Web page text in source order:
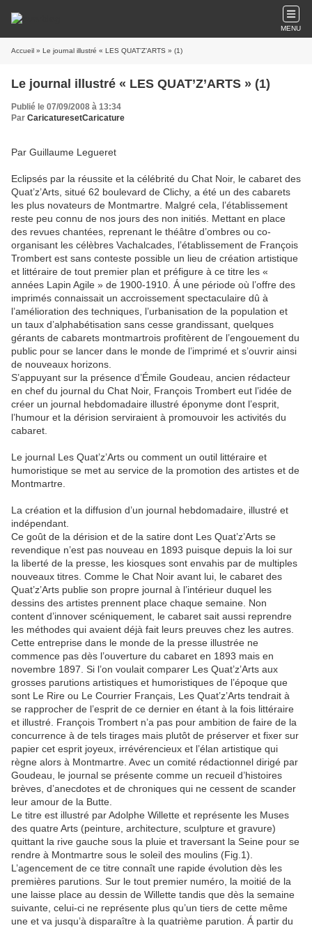
MENU
Accueil » Le journal illustré « LES QUAT’Z’ARTS » (1)
Le journal illustré « LES QUAT’Z’ARTS » (1)
Publié le 07/09/2008 à 13:34
Par CaricaturesetCaricature
Par Guillaume Legueret
Eclipsés par la réussite et la célébrité du Chat Noir, le cabaret des
Quat’z’Arts, situé 62 boulevard de Clichy, a été un des cabarets
les plus novateurs de Montmartre. Malgré cela, l’établissement
reste peu connu de nos jours des non initiés. Mettant en place
des revues chantées, reprenant le théâtre d’ombres ou co-
organisant les célèbres Vachalcades, l’établissement de François
Trombert est sans conteste possible un lieu de création artistique
et littéraire de tout premier plan et préfigure à ce titre les «
années Lapin Agile » de 1900-1910. Á une période où l’offre des
imprimés connaissait un accroissement spectaculaire dû à
l’amélioration des techniques, l’urbanisation de la population et
un taux d’alphabétisation sans cesse grandissant, quelques
gérants de cabarets montmartrois profitèrent de l’engouement du
public pour se lancer dans le monde de l’imprimé et s’ouvrir ainsi
de nouveaux horizons.
S’appuyant sur la présence d’Émile Goudeau, ancien rédacteur
en chef du journal du Chat Noir, François Trombert eut l’idée de
créer un journal hebdomadaire illustré éponyme dont l’esprit,
l’humour et la dérision serviraient à promouvoir les activités du
cabaret.
Le journal Les Quat’z’Arts ou comment un outil littéraire et
humoristique se met au service de la promotion des artistes et de
Montmartre.
La création et la diffusion d’un journal hebdomadaire, illustré et
indépendant.
Ce goût de la dérision et de la satire dont Les Quat’z’Arts se
revendique n’est pas nouveau en 1893 puisque depuis la loi sur
la liberté de la presse, les kiosques sont envahis par de multiples
nouveaux titres. Comme le Chat Noir avant lui, le cabaret des
Quat’z’Arts publie son propre journal à l’intérieur duquel les
dessins des artistes prennent place chaque semaine. Non
content d’innover scéniquement, le cabaret sait aussi reprendre
les méthodes qui avaient déjà fait leurs preuves chez les autres.
Cette entreprise dans le monde de la presse illustrée ne
commence pas dès l’ouverture du cabaret en 1893 mais en
novembre 1897. Si l’on voulait comparer Les Quat’z’Arts aux
grosses parutions artistiques et humoristiques de l’époque que
sont Le Rire ou Le Courrier Français, Les Quat’z’Arts tendrait à
se rapprocher de l’esprit de ce dernier en étant à la fois littéraire
et illustré. François Trombert n’a pas pour ambition de faire de la
concurrence à de tels tirages mais plutôt de préserver et fixer sur
papier cet esprit joyeux, irrévérencieux et l’élan artistique qui
règne alors à Montmartre. Avec un comité rédactionnel dirigé par
Goudeau, le journal se présente comme un recueil d’histoires
brèves, d’anecdotes et de chroniques qui ne cessent de scander
leur amour de la Butte.
Le titre est illustré par Adolphe Willette et représente les Muses
des quatre Arts (peinture, architecture, sculpture et gravure)
quittant la rive gauche sous la pluie et traversant la Seine pour se
rendre à Montmartre sous le soleil des moulins (Fig.1).
L’agencement de ce titre connaît une rapide évolution dès les
premières parutions. Sur le tout premier numéro, la moitié de la
une laisse place au dessin de Willette tandis que dès la semaine
suivante, celui-ci ne représente plus qu’un tiers de cette même
une et va jusqu’à disparaître à la quatrième parution. Á partir du